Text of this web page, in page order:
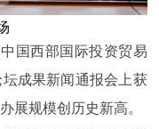
国西部国际投资贸易
成果新闻通报会上获
展规模创历史新高。